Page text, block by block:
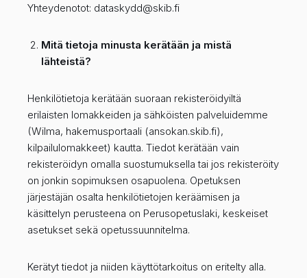
Yhteydenotot: dataskydd@skib.fi
Mitä tietoja minusta kerätään ja mistä
lähteistä?
Henkilötietoja kerätään suoraan rekisteröidyiltä
erilaisten lomakkeiden ja sähköisten palveluidemme
(Wilma, hakemusportaali (ansokan.skib.fi),
kilpailulomakkeet) kautta. Tiedot kerätään vain
rekisteröidyn omalla suostumuksella tai jos rekisteröity
on jonkin sopimuksen osapuolena. Opetuksen
järjestäjän osalta henkilötietojen keräämisen ja
käsittelyn perusteena on Perusopetuslaki, keskeiset
asetukset sekä opetussuunnitelma.
Kerätyt tiedot ja niiden käyttötarkoitus on eritelty alla.